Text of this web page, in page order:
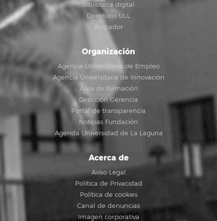
Biblioteca digital
Directorio ULL
Buscador
Organización
Agencia Universitaria de Empleo
Agencia Universitaria de Innovación
Área de formación
Dirección Gerencia
Portal de transparencia
Noticias Fundación
Agenda Universidad de La Laguna
Acerca de
Aviso Legal
Política de Privacidad
Política de cookies
Canal de denuncias
Imagen corporativa